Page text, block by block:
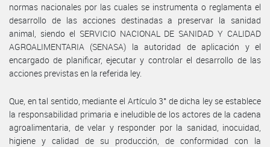
normas nacionales por las cuales se instrumenta o reglamenta el
desarrollo de las acciones destinadas a preservar la sanidad
animal, siendo el SERVICIO NACIONAL DE SANIDAD Y CALIDAD
AGROALIMENTARIA (SENASA) la autoridad de aplicación y el
encargado de planificar, ejecutar y controlar el desarrollo de las
acciones previstas en la referida ley.
Que, en tal sentido, mediante el Artículo 3° de dicha ley se establece
la responsabilidad primaria e ineludible de los actores de la cadena
agroalimentaria, de velar y responder por la sanidad, inocuidad,
higiene y calidad de su producción, de conformidad con la